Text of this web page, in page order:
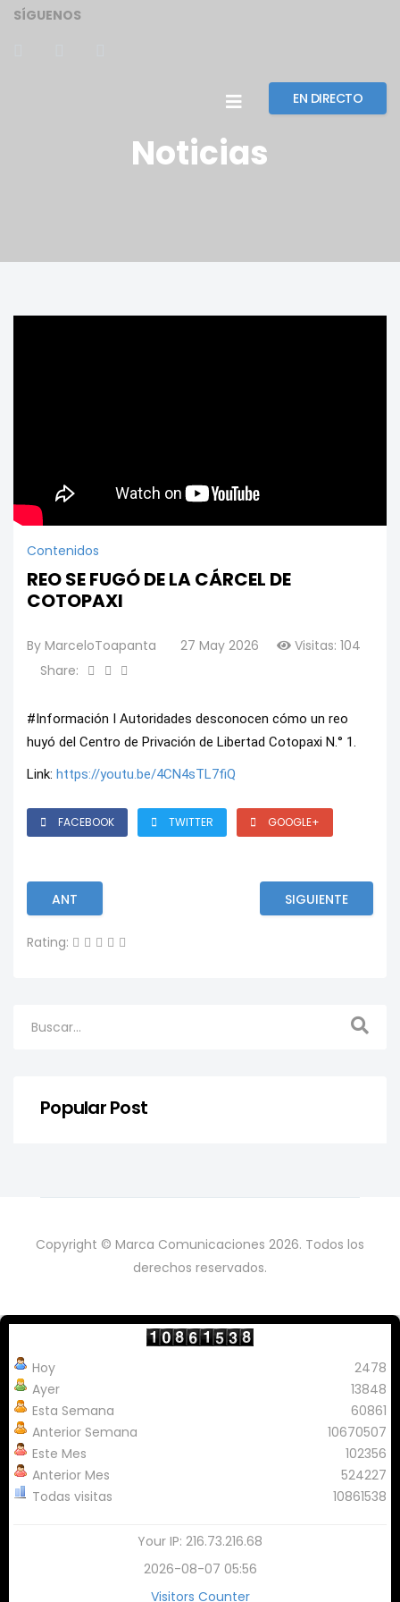
SÍGUENOS
EN DIRECTO
Noticias
Contenidos
REO SE FUGÓ DE LA CÁRCEL DE
COTOPAXI
By MarceloToapanta 27 May 2026
Visitas: 104
Share:
#Información I Autoridades desconocen cómo un reo
huyó del Centro de Privación de Libertad Cotopaxi N.° 1.
Link: https://youtu.be/4CN4sTL7fiQ
FACEBOOK TWITTER GOOGLE+
ANT SIGUIENTE
Rating:
Popular Post
Copyright © Marca Comunicaciones 2026. Todos los
derechos reservados.
Hoy
Ayer
Esta Semana
Anterior Semana
Este Mes
Anterior Mes
Todas visitas
2478
13848
60861
10670507
102356
524227
10861538
Your IP: 216.73.216.68
2026-08-07 05:56
Visitors Counter